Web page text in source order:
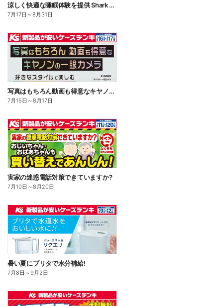
涼しく快適な睡眠体験を提供 Shark TUBOBLADE
7月17日 ～8月31日
写真はもちろん動画も得意なキヤノンの一眼カメラ
7月15日 ～8月17日
実家の迷惑電話対策できていますか?
7月10日 ～8月20日
暑い夏にブリタで水分補給!
7月8日 ～9月2日